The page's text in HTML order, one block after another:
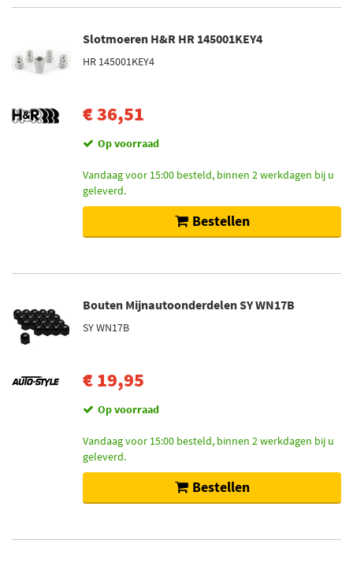
Slotmoeren H&R HR 145001KEY4
HR 145001KEY4
€ 36,51
Op voorraad
Vandaag voor 15:00 besteld, binnen 2 werkdagen bij u
geleverd.
Bestellen
Bouten Mijnautoonderdelen SY WN17B
SY WN17B
€ 19,95
Op voorraad
Vandaag voor 15:00 besteld, binnen 2 werkdagen bij u
geleverd.
Bestellen